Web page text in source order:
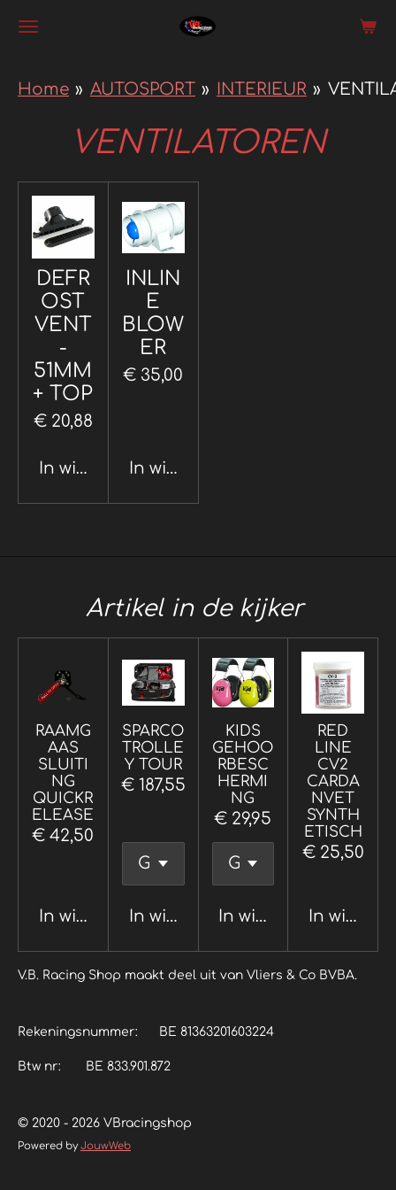
Ga
naar
hoofdinhoud
Home » AUTOSPORT » INTERIEUR »
VENTILATOREN
DEFR
OST
VENT
-
51MM
+ TOP
€ 20,88
In winkelwagen
INLIN
E
BLOW
ER
€ 35,00
In winkelwagen
Artikel in de kijker
RAAMG
AAS
SLUITI
NG
QUICKR
ELEASE
€ 42,50
In winkelwagen
SPARCO
TROLLE
Y TOUR
€ 187,55
In winkelwagen
KIDS
GEHOO
RBESC
HERMI
NG
€ 29,95
In winkelwagen
RED
LINE
CV2
CARDA
NVET
SYNTH
ETISCH
€ 25,50
In
V.B. Racing Shop maakt deel uit van Vliers & Co BVBA.
Rekeningsnummer: BE 81363201603224
Btw nr: BE 833.901.872
© 2020 - 2026 VBracingshop
Powered byJouwWeb